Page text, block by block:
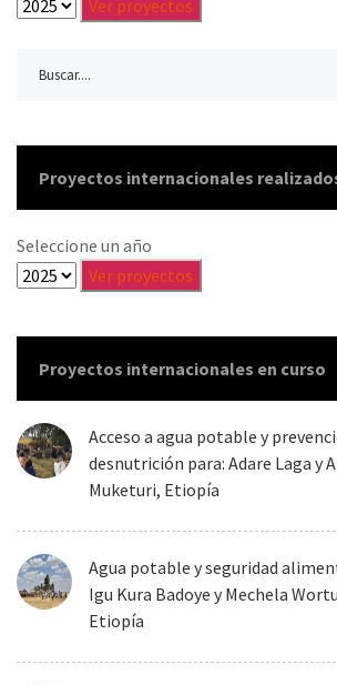
Proyectos internacionales
Seleccione un año
Proyectos internacionales en curso
Acceso a agua potable y
desnutrición para: Adare Laga y
Muketuri, Etiopía
Agua potable y seguridad
Igu Kura Badoye y Mechela
Etiopía